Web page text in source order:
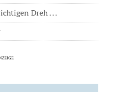
Dreh . . .